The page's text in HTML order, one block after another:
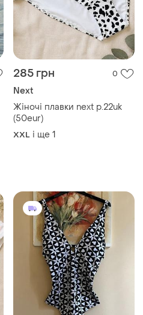
285 грн 0
Next
Жіночі плавки next р.22uk
(50eur)
XXL і ще 1